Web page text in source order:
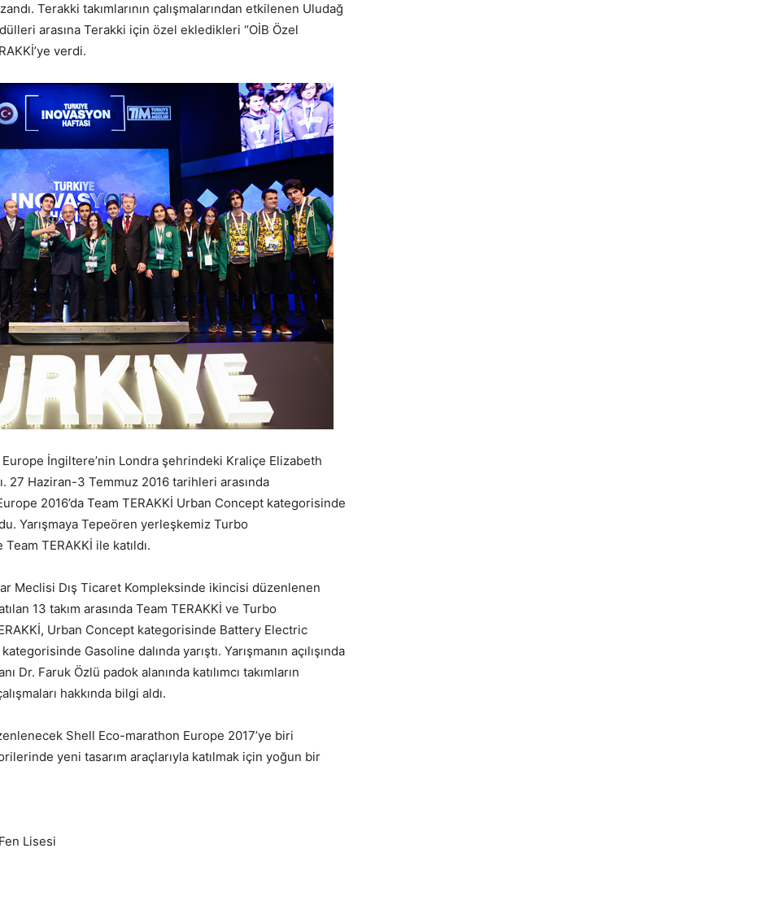
Terakki takımlarının çalışmalarından etkilenen Uludağ
arasına Terakki için özel ekledikleri “OİB Özel
verdi.
İngiltere’nin Londra şehrindeki Kraliçe Elizabeth
27 Haziran-3 Temmuz 2016 tarihleri arasında
2016’da Team TERAKKİ Urban Concept kategorisinde
Yarışmaya Tepeören yerleşkemiz Turbo
TERAKKİ ile katıldı.
Meclisi Dış Ticaret Kompleksinde ikincisi düzenlenen
13 takım arasında Team TERAKKİ ve Turbo
Urban Concept kategorisinde Battery Electric
Gasoline dalında yarıştı. Yarışmanın açılışında
Dr. Faruk Özlü padok alanında katılımcı takımların
hakkında bilgi aldı.
Shell Eco-marathon Europe 2017’ye biri
yeni tasarım araçlarıyla katılmak için yoğun bir
Lisesi